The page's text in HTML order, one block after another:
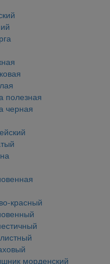
полезная
черная
красный
морденский